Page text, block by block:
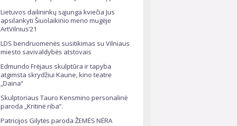
Lietuvos dailininkų sąjunga kviečia Jus
apsilankyti Šiuolaikinio meno mugėje
ArtVilnius’21
LDS bendruomenės susitikimas su Vilniaus
miesto savivaldybės atstovais
Edmundo Frėjaus skulptūra ir tapyba
atgimsta skrydžiui Kaune, kino teatre
„Daina“
Skulptoriaus Tauro Kensmino personalinė
paroda „Kritinė riba“.
Patricijos Gilytės paroda ŽEMĖS NĖRA